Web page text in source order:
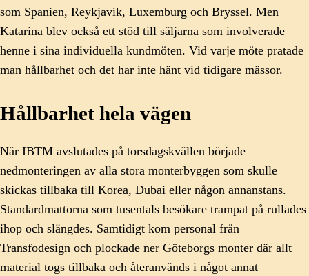
som Spanien, Reykjavik, Luxemburg och Bryssel. Men
Katarina blev också ett stöd till säljarna som involverade
henne i sina individuella kundmöten. Vid varje möte pratade
man hållbarhet och det har inte hänt vid tidigare mässor.
Hållbarhet hela vägen
När IBTM avslutades på torsdagskvällen började
nedmonteringen av alla stora monterbyggen som skulle
skickas tillbaka till Korea, Dubai eller någon annanstans.
Standardmattorna som tusentals besökare trampat på rullades
ihop och slängdes. Samtidigt kom personal från
Transfodesign och plockade ner Göteborgs monter där allt
material togs tillbaka och återanvänds i något annat